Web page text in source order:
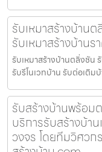
รับเหมาสร้างบ้าน
รับเหมาสร้างบ้านร
รับเหมาสร้างบ้านตลิ่งชัน
รับรีโนเวทบ้าน รับต่อเติม
รับสร้างบ้านพร้อม
บริการรับสร้างบ้า
วงจร โดยทีมวิศว